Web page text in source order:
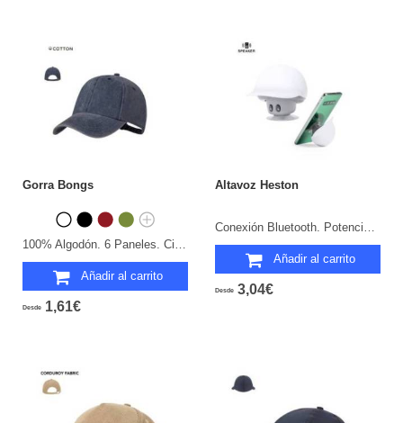
Gorra Bongs
Añadir al carrito
Desde 1,61€
Altavoz Heston
Añadir al carrito
Desde 3,04€